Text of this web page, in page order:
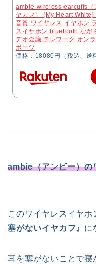
ambie wireless earcuffs（
ヤカフ） (My Heart
音質 ワイヤレス イヤホン
スイヤホン bluetooth なが
デオ会議 テレワーク オン
ポーツ
価格：18080円（税込、送
ambie（アンビー）の
このワイヤレスイヤホ
塞がないイヤカフ』 に
耳を塞がないことで寝